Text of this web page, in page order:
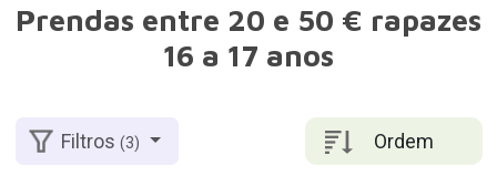
Prendas entre 20 e 50 € rapazes
16 a 17 anos
Ordem
Filtros(3)